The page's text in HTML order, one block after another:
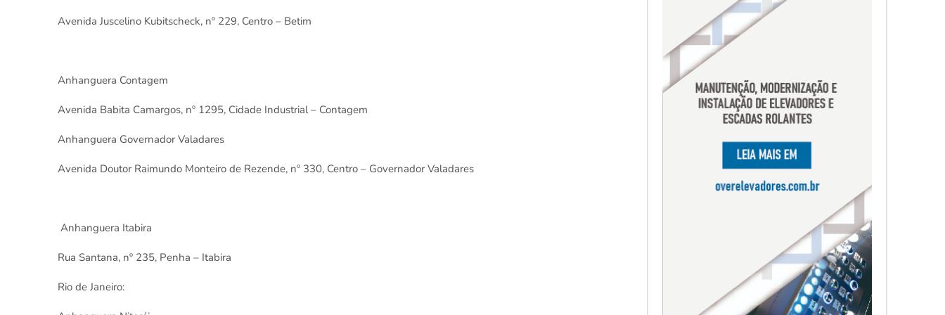
Avenida Juscelino Kubitscheck, nº 229, Centro – Betim
Anhanguera Contagem
Avenida Babita Camargos, nº 1295, Cidade Industrial – Contagem
Anhanguera Governador Valadares
Avenida Doutor Raimundo Monteiro de Rezende, nº 330, Centro – Governador Valadares
Anhanguera Itabira
Rua Santana, nº 235, Penha – Itabira
Rio de Janeiro: